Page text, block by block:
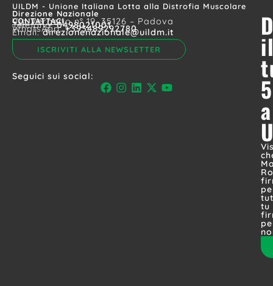
UILDM - Unione Italiana Lotta alla Distrofia Muscolare
Direzione Nazionale
CONTATTACI
Via Vergerio n° 19, 35126 – Padova
Telefono:0498021001
WhatsApp:+393489292780
Email:direzionenazionale@uildm.it
ISCRIVITI ALLA NEWSLETTER
Seguici sui social:
a
tu